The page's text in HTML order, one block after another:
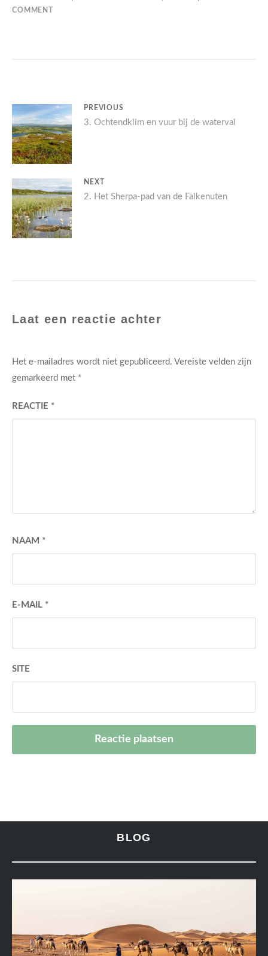
COMMENT
BERICHT
NAVIGATIE
PREVIOUS
Previous
post:
3. Ochtendklim en vuur bij de waterval
NEXT
Next
post:
2. Het Sherpa-pad van de Falkenuten
Laat een reactie achter
Het e-mailadres wordt niet gepubliceerd. Vereiste velden zijn
gemarkeerd met *
REACTIE *
NAAM *
E-MAIL *
SITE
BLOG